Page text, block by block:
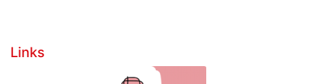
Links